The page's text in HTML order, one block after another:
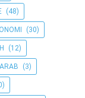
(48)
(30)
(12)
(3)